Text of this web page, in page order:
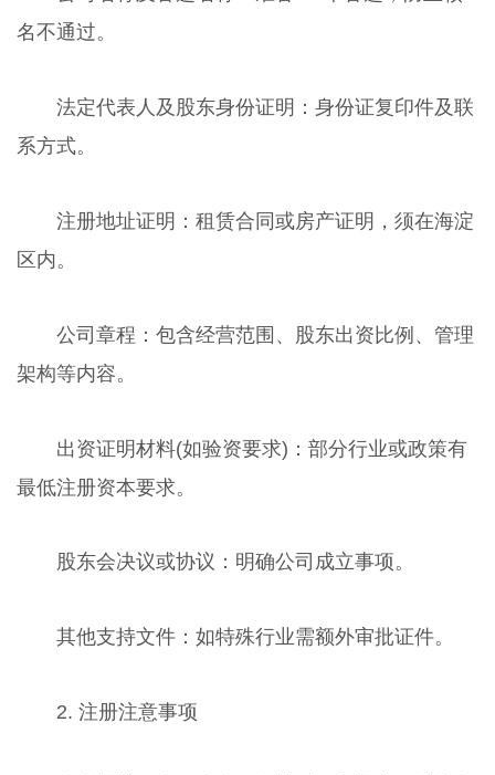
名不通过。
法定代表人及股东身份证明：身份证复印件及联
系方式。
注册地址证明：租赁合同或房产证明，须在海淀
区内。
公司章程：包含经营范围、股东出资比例、管理
架构等内容。
出资证明材料(如验资要求)：部分行业或政策有
最低注册资本要求。
股东会决议或协议：明确公司成立事项。
其他支持文件：如特殊行业需额外审批证件。
2. 注册注意事项